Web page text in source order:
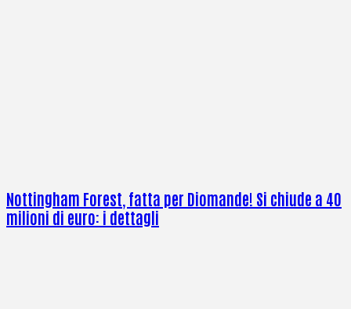
Nottingham Forest, fatta per Diomande! Si chiude a 40
milioni di euro: i dettagli